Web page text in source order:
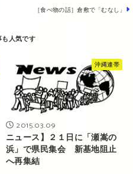
［食べ物の話］倉敷で「むなし」
沖縄連帯
2015.03.09
ニュース】２１日に「瀬嵩の
浜」で県民集会 新基地阻止
へ再集結